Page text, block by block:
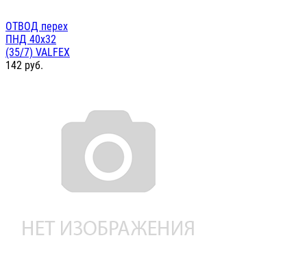
ОТВОД перех
ПНД 40х32
(35/7) VALFEX
142 руб.